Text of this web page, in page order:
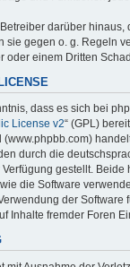
darüber hinaus,
sie gegen o. g. Regeln
oder einem Dritten
dass es sich bei
License v2“ (GPL)
(www.phpbb.com)
durch die
gestellt.
die Software
der Software
Inhalte fremder Foren